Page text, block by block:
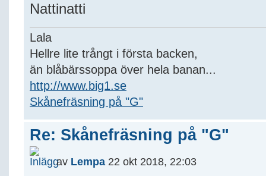
Nattinatti
Lala
Hellre lite trångt i första backen,
än blåbärssoppa över hela banan...
http://www.big1.se
Skånefräsning på "G"
Re: Skånefräsning på "G"
av Lempa 22 okt 2018, 22:03